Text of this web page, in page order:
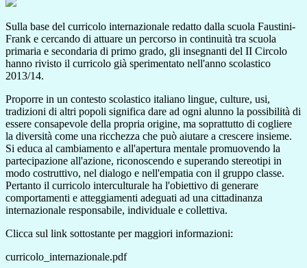
Sulla base del curricolo internazionale redatto dalla scuola Faustini-
Frank e cercando di attuare un percorso in continuità tra scuola
primaria e secondaria di primo grado, gli insegnanti del II Circolo
hanno rivisto il curricolo già sperimentato nell'anno scolastico
2013/14.
Proporre in un contesto scolastico italiano lingue, culture, usi,
tradizioni di altri popoli significa dare ad ogni alunno la possibilità di
essere consapevole della propria origine, ma soprattutto di cogliere
la diversità come una ricchezza che può aiutare a crescere insieme.
Si educa al cambiamento e all'apertura mentale promuovendo la
partecipazione all'azione, riconoscendo e superando stereotipi in
modo costruttivo, nel dialogo e nell'empatia con il gruppo classe.
Pertanto il curricolo interculturale ha l'obiettivo di generare
comportamenti e atteggiamenti adeguati ad una cittadinanza
internazionale responsabile, individuale e collettiva.
Clicca sul link sottostante per maggiori informazioni:
curricolo_internazionale.pdf